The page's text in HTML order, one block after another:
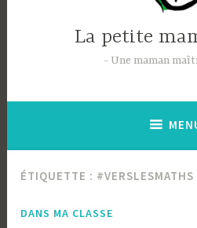
La petite
Une maman
ÉTIQUETTE :
DANS MA CLASSE